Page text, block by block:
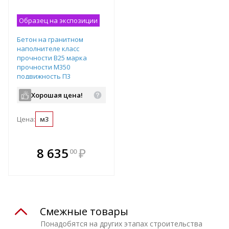
Образец на экспозиции
Бетон на гранитном
наполнителе класс
прочности B25 марка
прочности М350
подвижность П3
Хорошая цена!
Цена: м3
8 635 00 ₽
Понадобятся на других этапах строительства
Смежные товары